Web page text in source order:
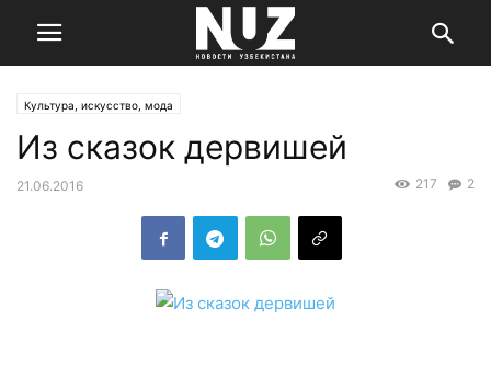
Культура, искусство, мода
Из сказок дервишей
21.06.2016 2
217